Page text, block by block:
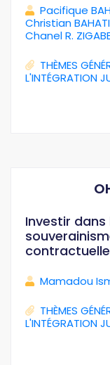
Pacifique
Christian
Chanel R.
THÈMES
L'INTÉGRATION
Investir
Mamadou
THÈMES
L'INTÉGRATION